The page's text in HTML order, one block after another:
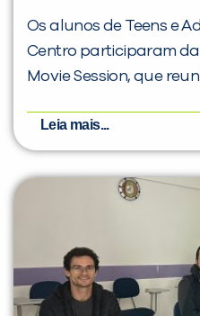
Os alunos de Teens e
Centro participaram
Movie Session, que
Leia mais...